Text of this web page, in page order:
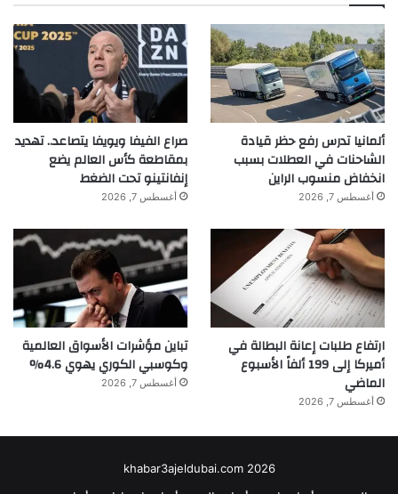
ألمانيا تدرس رفع حظر قيادة
الشاحنات في العطلات بسبب
انخفاض منسوب الراين
أغسطس 7, 2026
صراع الفيفا ويويفا يتصاعد.. تهديد
بمقاطعة كأس العالم يضع
إنفانتينو تحت الضغط
أغسطس 7, 2026
ارتفاع طلبات إعانة البطالة في
أميركا إلى 199 ألفاً الأسبوع
الماضي
أغسطس 7, 2026
تباين مؤشرات الأسواق العالمية
وكوسبي الكوري يهوي 4.6%
أغسطس 7, 2026
khabar3ajeldubai.com 2026